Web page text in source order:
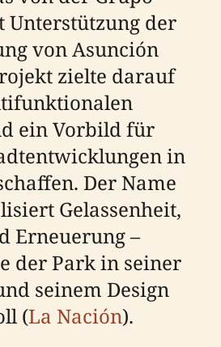
Unterstützung der
von Asunción
zielte darauf
ein Vorbild für
in
Der Name
Gelassenheit,
Erneuerung –
der Park in seiner
seinem Design
(La Nación).